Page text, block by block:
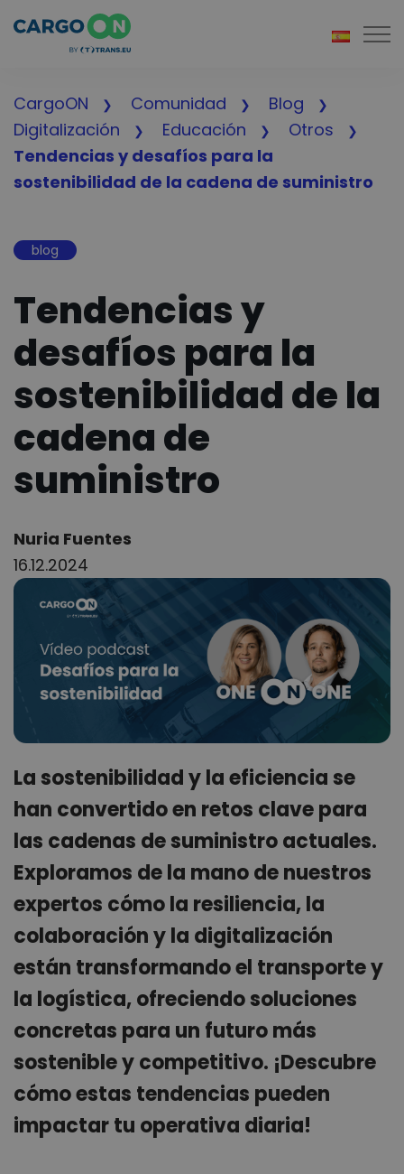
CargoON Comunidad
Blog
Digitalización
Educación
Otros
Tendencias y desafíos para la
sostenibilidad de la cadena de suministro
blog
Tendencias y
desafíos para la
sostenibilidad de la
cadena de
suministro
Author:
Nuria Fuentes
16.12.2024
La sostenibilidad y la eficiencia se
han convertido en retos clave para
las cadenas de suministro actuales.
Exploramos de la mano de nuestros
expertos cómo la resiliencia, la
colaboración y la digitalización
están transformando el transporte y
la logística, ofreciendo soluciones
concretas para un futuro más
sostenible y competitivo. ¡Descubre
cómo estas tendencias pueden
impactar tu operativa diaria!